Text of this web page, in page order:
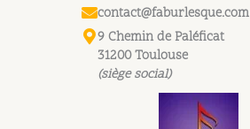
contact@faburlesque.com
9 Chemin de Paléficat
31200 Toulouse
(siège social)